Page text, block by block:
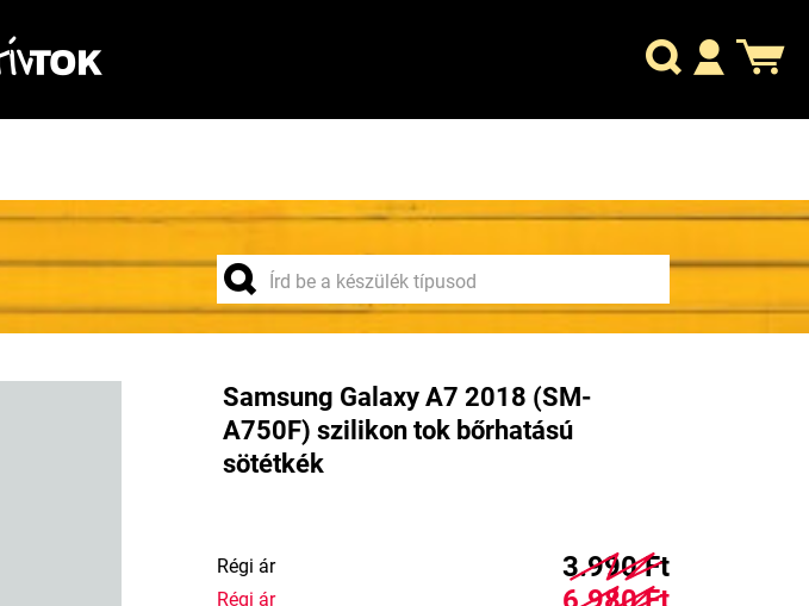
Samsung Galaxy A7 2018 (SM-
A750F) szilikon tok bőrhatású
sötétkék
Régi ár 3.990 Ft
Régi ár